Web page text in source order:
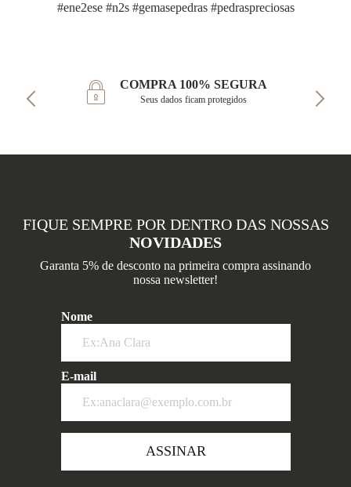
#ene2ese #n2s #gemasepedras #pedraspreciosas
COMPRA 100% SEGURA
Seus dados ficam protegidos
FIQUE SEMPRE POR DENTRO DAS NOSSAS
NOVIDADES
Garanta 5% de desconto na primeira compra assinando
nossa newsletter!
Nome
E-mail
ASSINAR